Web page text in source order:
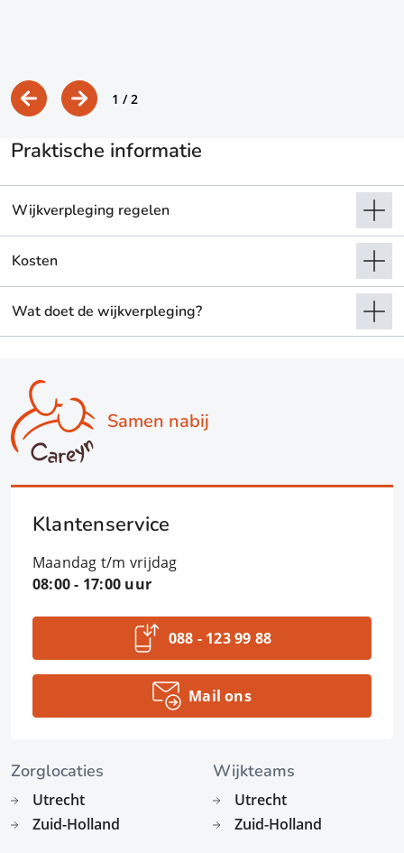
1 / 2
Praktische informatie
Wijkverpleging regelen
Kosten
Wat doet de wijkverpleging?
Samen nabij
Klantenservice
Maandag t/m vrijdag
08:00 - 17:00 uur
088 - 123 99 88
Mail ons
Zorglocaties
Utrecht
Zuid-Holland
Wijkteams
Utrecht
Zuid-Holland